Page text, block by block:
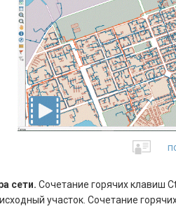
сети. Сочетание горячих клавиш
участок. Сочетание